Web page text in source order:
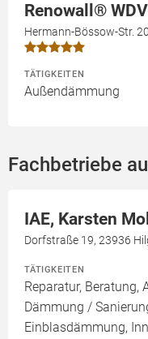
Renowall®
Hermann-Bössow-Str.
TÄTIGKEITEN
Außendämmung
Fachbetriebe
IAE, Karsten
Dorfstraße 19, 23936
TÄTIGKEITEN
Reparatur, Beratung,
Dämmung /
Einblasdämmung,